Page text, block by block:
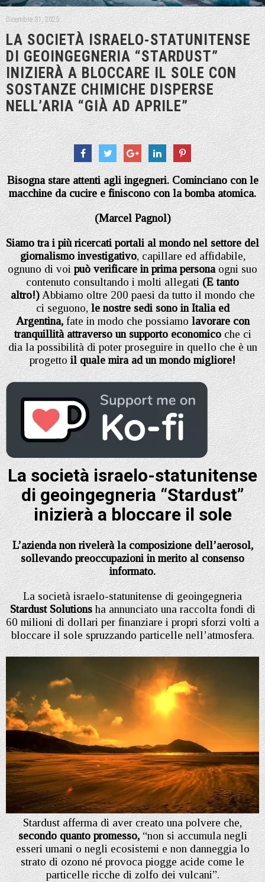
Dicembre 31, 2025
LA SOCIETÀ ISRAELO-STATUNITENSE
DI GEOINGEGNERIA “STARDUST”
INIZIERÀ A BLOCCARE IL SOLE CON
SOSTANZE CHIMICHE DISPERSE
NELL’ARIA “GIÀ AD APRILE”
Bisogna stare attenti agli ingegneri. Cominciano con le
macchine da cucire e finiscono con la bomba atomica.
(Marcel Pagnol)
Siamo tra i più ricercati portali al mondo nel settore del
giornalismo investigativo, capillare ed affidabile,
ognuno di voipuò verificare in prima personaogni suo
contenuto consultando i molti allegati(E tanto
altro!)Abbiamo oltre 200 paesi da tutto il mondo che
ci seguono,le nostre sedi sono in Italia ed
Argentina,fate in modo che possiamolavorare con
tranquillità attraverso un supporto economicoche ci
dia la possibilità di poter proseguire in quello che è un
progettoil quale mira ad un mondo migliore!
La società israelo-statunitense
di geoingegneria “Stardust”
inizierà a bloccare il sole
L’azienda non rivelerà la composizione dell’aerosol,
sollevando preoccupazioni in merito al consenso
informato.
La società israelo-statunitense di geoingegneria
Stardust Solutionsha annunciato una raccolta fondi di
60 milioni di dollari per finanziare i propri sforzi volti a
bloccare il sole spruzzando particelle nell’atmosfera.
Stardust afferma di aver creato una polvere che,
secondo quanto promesso,“non si accumula negli
esseri umani o negli ecosistemi e non danneggia lo
strato di ozono né provoca piogge acide come le
particelle ricche di zolfo dei vulcani”.